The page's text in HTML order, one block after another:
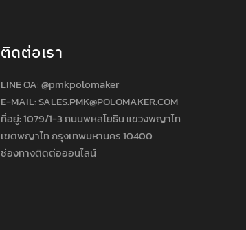
ติดต่อเรา
LINE OA:@pmkpolomaker
E-MAIL: SALES.PMK@POLOMAKER.COM
ที่อยู่: 1079/1-3 ถนนพหลโยธิน แขวงพญาไท
เขตพญาไท กรุงเทพมหานคร 10400
ช่องทางติดต่อออนไลน์